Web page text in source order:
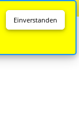
Einverstanden